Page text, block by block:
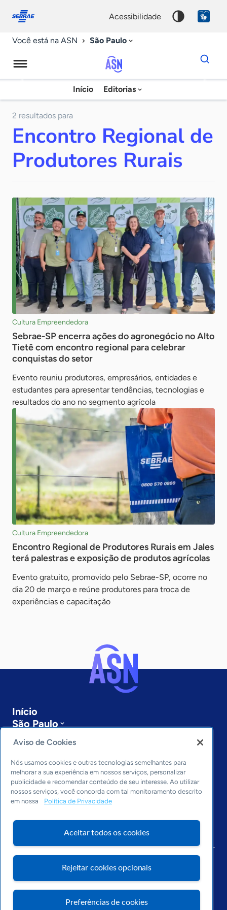
conosco
acessibilidade
Você está na ASN São Paulo
Agência
Sebrae
Notícias
Início Editorias
Dados
para
chave
2 resultados para
Encontro Regional de
Produtores Rurais
Cultura Empreendedora
Sebrae-SP encerra ações do agronegócio no Alto
Tietê com encontro regional para celebrar
conquistas do setor
Evento reuniu produtores, empresários, entidades e
estudantes para apresentar tendências, tecnologias e
resultados do ano no segmento agrícola
Cultura Empreendedora
Encontro Regional de Produtores Rurais em Jales
terá palestras e exposição de produtos agrícolas
Evento gratuito, promovido pelo Sebrae-SP, ocorre no
dia 20 de março e reúne produtores para troca de
experiências e capacitação
Início
São Paulo
Últimas notícias
Entre em contato
Editorias
Economia & Política
Inovação & Tecnologia
Arquivo
Aviso de Cookies
Nós usamos cookies e outras tecnologias semelhantes para
melhorar a sua experiência em nossos serviços, personalizar
publicidade e recomendar conteúdo de seu interesse. Ao utilizar
nossos serviços, você concorda com tal monitoramento descrito
em nossa
Política de Privacidade
Aceitar todos os cookies
Rejeitar cookies opcionais
Preferências de cookies